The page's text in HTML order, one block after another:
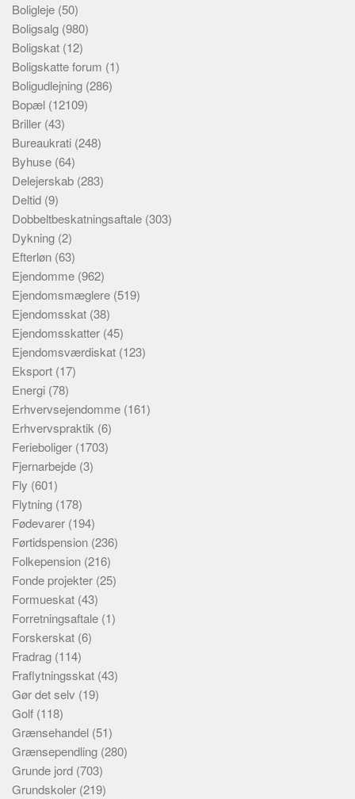
Boligleje (50)
Boligsalg (980)
Boligskat (12)
Boligskatte forum (1)
Boligudlejning (286)
Bopæl (12109)
Briller (43)
Bureaukrati (248)
Byhuse (64)
Delejerskab (283)
Deltid (9)
Dobbeltbeskatningsaftale (303)
Dykning (2)
Efterløn (63)
Ejendomme (962)
Ejendomsmæglere (519)
Ejendomsskat (38)
Ejendomsskatter (45)
Ejendomsværdiskat (123)
Eksport (17)
Energi (78)
Erhvervsejendomme (161)
Erhvervspraktik (6)
Ferieboliger (1703)
Fjernarbejde (3)
Fly (601)
Flytning (178)
Fødevarer (194)
Førtidspension (236)
Folkepension (216)
Fonde projekter (25)
Formueskat (43)
Forretningsaftale (1)
Forskerskat (6)
Fradrag (114)
Fraflytningsskat (43)
Gør det selv (19)
Golf (118)
Grænsehandel (51)
Grænsependling (280)
Grunde jord (703)
Grundskoler (219)